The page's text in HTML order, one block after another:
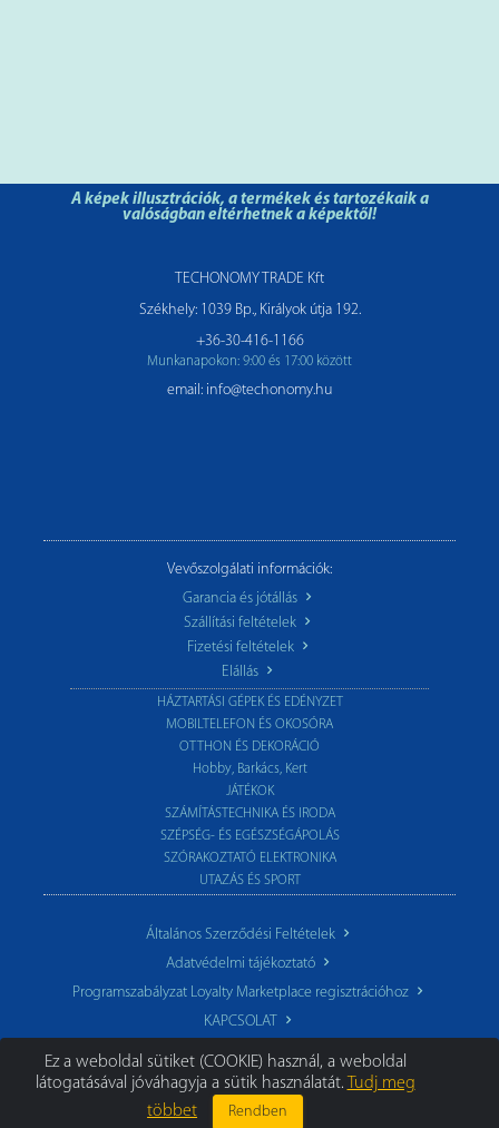
A képek illusztrációk, a termékek és tartozékaik a
valóságban eltérhetnek a képektől!
TECHONOMY TRADE Kft
Székhely: 1039 Bp., Királyok útja 192.
+36-30-416-1166
Munkanapokon: 9:00 és 17:00 között
email: info@techonomy.hu
Vevőszolgálati információk:
Garancia és jótállás
Szállítási feltételek
Fizetési feltételek
Elállás
HÁZTARTÁSI GÉPEK ÉS EDÉNYZET
MOBILTELEFON ÉS OKOSÓRA
OTTHON ÉS DEKORÁCIÓ
Hobby, Barkács, Kert
JÁTÉKOK
SZÁMÍTÁSTECHNIKA ÉS IRODA
SZÉPSÉG- ÉS EGÉSZSÉGÁPOLÁS
SZÓRAKOZTATÓ ELEKTRONIKA
UTAZÁS ÉS SPORT
Általános Szerződési Feltételek
Adatvédelmi tájékoztató
Programszabályzat Loyalty Marketplace regisztrációhoz
KAPCSOLAT
© 2026 TechoStore.hu|Minden jog fenntartva.
Ez a weboldal sütiket (COOKIE) használ, a weboldal
látogatásával jóváhagyja a sütik használatát.
Tudj meg
többet
Rendben